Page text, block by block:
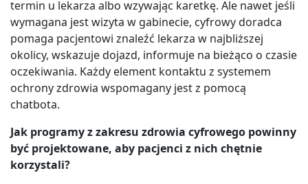
termin u lekarza albo wzywając karetkę. Ale nawet jeśli
wymagana jest wizyta w gabinecie, cyfrowy doradca
pomaga pacjentowi znaleźć lekarza w najbliższej
okolicy, wskazuje dojazd, informuje na bieżąco o czasie
oczekiwania. Każdy element kontaktu z systemem
ochrony zdrowia wspomagany jest z pomocą
chatbota.
Jak programy z zakresu zdrowia cyfrowego powinny
być projektowane, aby pacjenci z nich chętnie
korzystali?